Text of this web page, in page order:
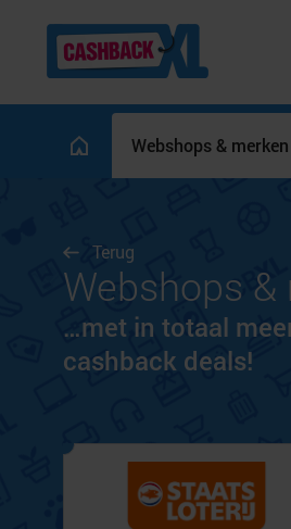
Webshops & merken
Terug
Webshops &
…met in totaal
cashback deals!